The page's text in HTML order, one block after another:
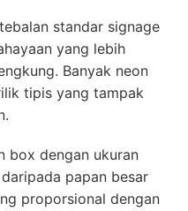
standar signage
yang lebih
Banyak neon
tipis yang tampak
box dengan ukuran
papan besar
proporsional dengan